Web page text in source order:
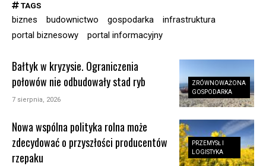
TAGS
biznes budownictwo gospodarka
infrastruktura
portal biznesowy
portal informacyjny
ZRÓWNOWAŻONA
GOSPODARKA
Bałtyk w kryzysie. Ograniczenia
połowów nie odbudowały stad ryb
7 sierpnia, 2026
PRZEMYSŁ I
LOGISTYKA
Nowa wspólna polityka rolna może
zdecydować o przyszłości producentów
rzepaku